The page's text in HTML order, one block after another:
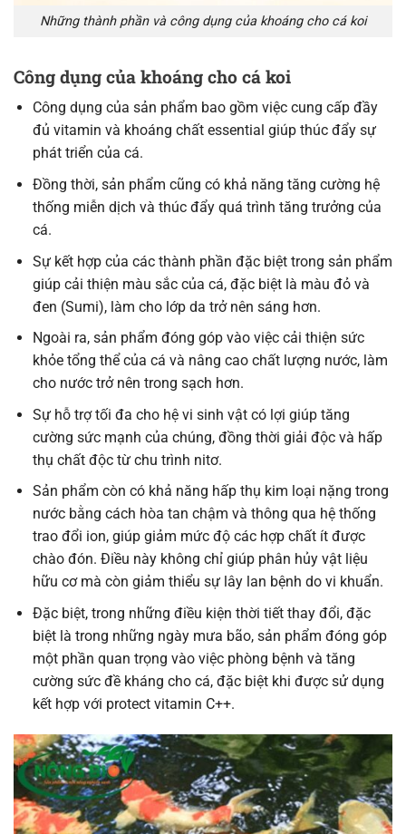
Những thành phần và công dụng của khoáng cho cá koi
Công dụng của khoáng cho cá koi
Công dụng của sản phẩm bao gồm việc cung cấp đầy
đủ vitamin và khoáng chất essential giúp thúc đẩy sự
phát triển của cá.
Đồng thời, sản phẩm cũng có khả năng tăng cường hệ
thống miễn dịch và thúc đẩy quá trình tăng trưởng của
cá.
Sự kết hợp của các thành phần đặc biệt trong sản phẩm
giúp cải thiện màu sắc của cá, đặc biệt là màu đỏ và
đen (Sumi), làm cho lớp da trở nên sáng hơn.
Ngoài ra, sản phẩm đóng góp vào việc cải thiện sức
khỏe tổng thể của cá và nâng cao chất lượng nước, làm
cho nước trở nên trong sạch hơn.
Sự hỗ trợ tối đa cho hệ vi sinh vật có lợi giúp tăng
cường sức mạnh của chúng, đồng thời giải độc và hấp
thụ chất độc từ chu trình nitơ.
Sản phẩm còn có khả năng hấp thụ kim loại nặng trong
nước bằng cách hòa tan chậm và thông qua hệ thống
trao đổi ion, giúp giảm mức độ các hợp chất ít được
chào đón. Điều này không chỉ giúp phân hủy vật liệu
hữu cơ mà còn giảm thiểu sự lây lan bệnh do vi khuẩn.
Đặc biệt, trong những điều kiện thời tiết thay đổi, đặc
biệt là trong những ngày mưa bão, sản phẩm đóng góp
một phần quan trọng vào việc phòng bệnh và tăng
cường sức đề kháng cho cá, đặc biệt khi được sử dụng
kết hợp với protect vitamin C++.